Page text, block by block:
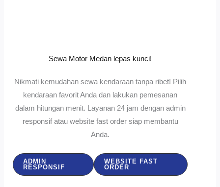
Sewa Motor Medan lepas kunci!
Nikmati kemudahan sewa kendaraan tanpa ribet! Pilih
kendaraan favorit Anda dan lakukan pemesanan
dalam hitungan menit. Layanan 24 jam dengan admin
responsif atau website fast order siap membantu
Anda.
ADMIN
RESPONSIF
WEBSITE FAST
ORDER